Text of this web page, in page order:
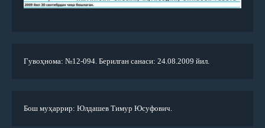
Гувоҳнома: №12-094. Берилган санаси: 24.08.2009 йил.
Бош муҳаррир: Юлдашев Тимур Юсуфович.